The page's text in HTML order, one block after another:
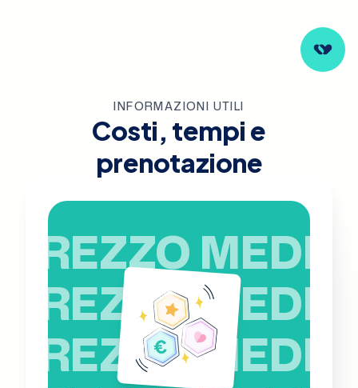
INFORMAZIONI UTILI
Costi, tempi e
prenotazione
PREZZO MEDIO
PREZZO MEDIO
PREZZO MEDIO